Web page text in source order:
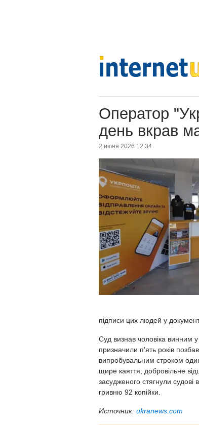
Оператор
день вкрав
2 июня 2026 12:34
підписи цих людей у
Суд визнав чоловіка винним
призначили п'ять років
випробувальним строком
щире каяття, добровільне
засудженого стягнули
гривню 92 копійки.
Источник: ukranews.com